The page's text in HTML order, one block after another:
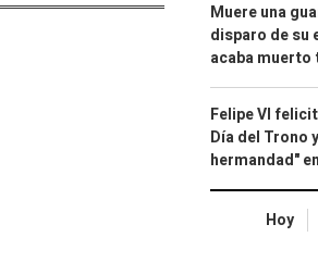
Muere una
disparo de su
acaba
Felipe VI
Día del Trono
hermandad"
Hoy